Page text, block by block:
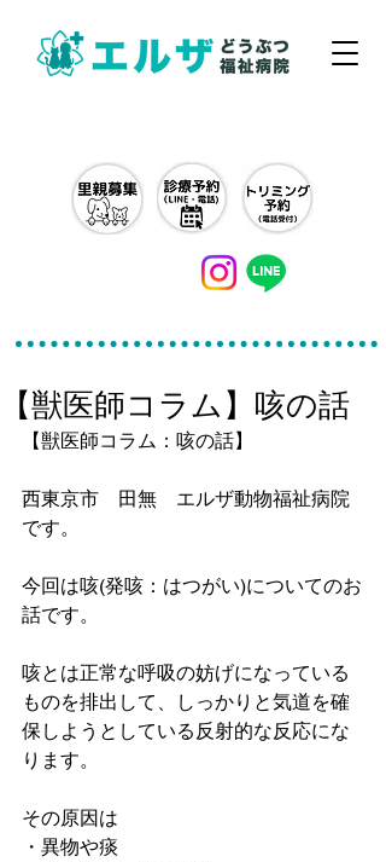
【獣医師コラム】咳の話
【獣医師コラム：咳の話】
西東京市　田無　エルザ動物福祉病院
です。
今回は咳(発咳：はつがい)についてのお
話です。
咳とは正常な呼吸の妨げになっている
ものを排出して、しっかりと気道を確
保しようとしている反射的な反応にな
ります。
その原因は
・異物や痰